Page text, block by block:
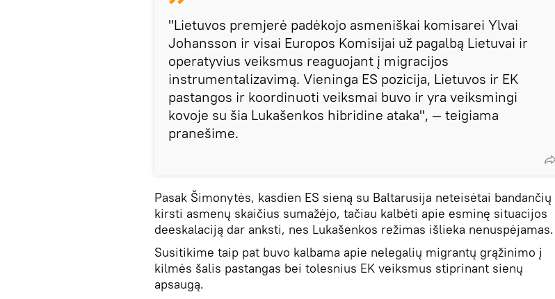
"Lietuvos premjerė padėkojo asmeniškai komisarei Ylvai
Johansson ir visai Europos Komisijai už pagalbą Lietuvai ir
operatyvius veiksmus reaguojant į migracijos
instrumentalizavimą. Vieninga ES pozicija, Lietuvos ir EK
pastangos ir koordinuoti veiksmai buvo ir yra veiksmingi
kovoje su šia Lukašenkos hibridine ataka", — teigiama
pranešime.
Pasak Šimonytės, kasdien ES sieną su Baltarusija neteisėtai bandančių
kirsti asmenų skaičius sumažėjo, tačiau kalbėti apie esminę situacijos
deeskalaciją dar anksti, nes Lukašenkos režimas išlieka nenuspėjamas.
Susitikime taip pat buvo kalbama apie nelegalių migrantų grąžinimo į
kilmės šalis pastangas bei tolesnius EK veiksmus stiprinant sienų
apsaugą.